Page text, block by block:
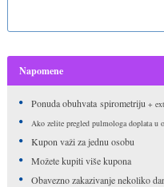
Napomene
Ponuda obuhvata spirometriju +
Ako zelite pregled pulmologa doplata u
Kupon važi za jednu osobu
Možete kupiti više kupona
Obavezno zakazivanje nekoliko